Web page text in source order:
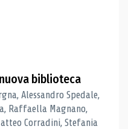
biblioteca
Alessandro Spedale,
Raffaella Magnano,
Corradini, Stefania